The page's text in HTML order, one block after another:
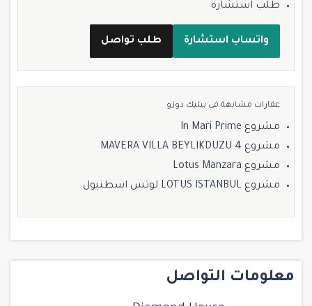
طلب استشارة
واتساب استشارة طلب تواصل
عقارات مشابهة في بيليك دوزو
مشروع In Mari Prime
مشروع MAVERA VILLA BEYLIKDUZU 4
مشروع Lotus Manzara
مشروع LOTUS ISTANBUL لوتس اسطنبول
معلومات التواصل